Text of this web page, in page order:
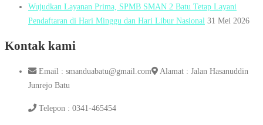
Wujudkan Layanan Prima, SPMB SMAN 2 Batu Tetap Layani
Pendaftaran di Hari Minggu dan Hari Libur Nasional 31 Mei 2026
Kontak kami
Email : smanduabatu@gmail.com
Alamat : Jalan Hasanuddin
Junrejo Batu
Telepon : 0341-465454